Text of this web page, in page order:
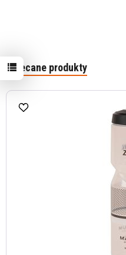
Polecane produkty